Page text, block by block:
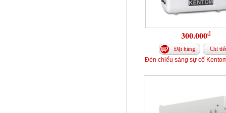
300.000đ
Đặt hàng Chi tiết
Đèn chiếu sáng sự cố